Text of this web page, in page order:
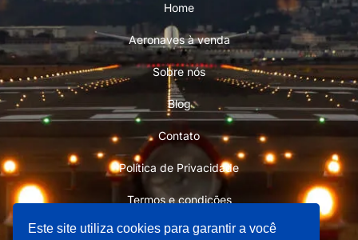
Home
Aeronaves à venda
Sobre nós
Blog
Contato
Política de Privacidade
Termos e condições
Este site utiliza cookies para garantir a você